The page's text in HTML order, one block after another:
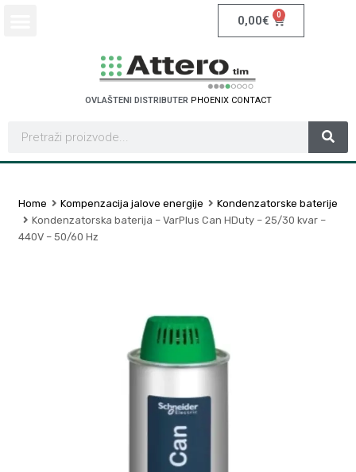
0,00€ 0
OVLAŠTENI DISTRIBUTER PHOENIX CONTACT
Home Kompenzacija jalove energije
Kondenzatorske baterije
Kondenzatorska baterija – VarPlus Can HDuty – 25/30 kvar –
440V – 50/60 Hz